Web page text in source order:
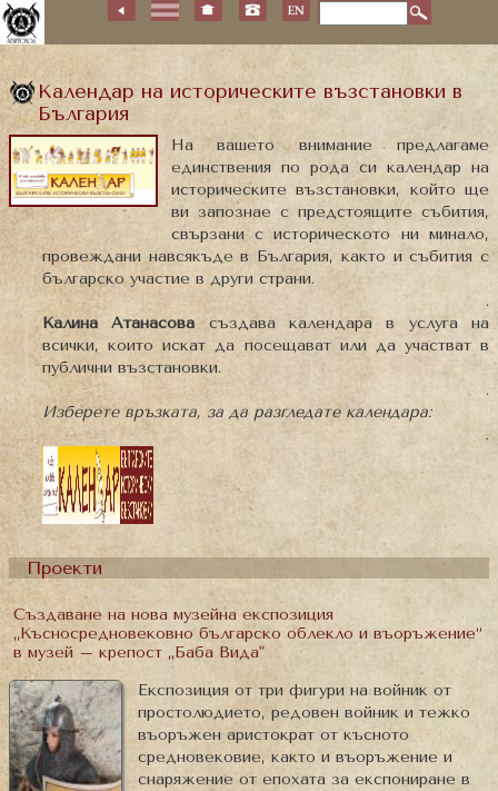
Календар на историческите възстановки в
България
На вашето внимание предлагаме
единствения по рода си календар на
историческите възстановки, който ще
ви запознае с предстоящите събития,
свързани с историческото ни минало,
провеждани навсякъде в България, както и събития с
българско участие в други страни.
.
Калина Атанасова създава календара в услуга на
всички, които искат да посещават или да участват в
публични възстановки.
.
Изберете връзката, за да разгледате календара:
.
Проекти
Създаване на нова музейна експозиция
„Късносредновековно българско облекло и въоръжение“
в музей – крепост „Баба Вида"
Експозиция от три фигури на войник от
простолюдието, редовен войник и тежко
въоръжен аристократ от късното
средновековие, както и въоръжение и
снаряжение от епохата за експониране в